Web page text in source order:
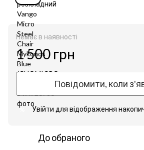
Немає в наявності
1 500 грн
Повідомити, коли
% Увійти для відображення
До обраного